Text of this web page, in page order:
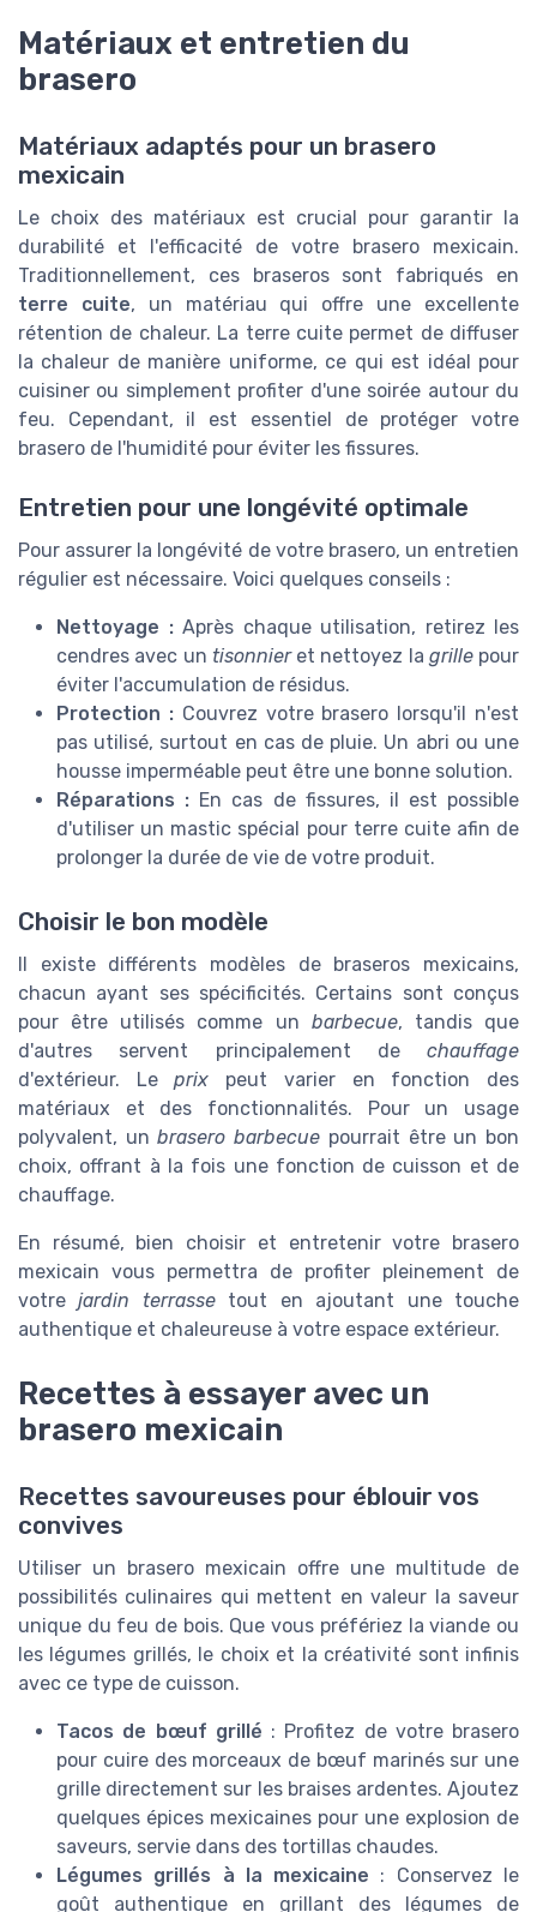
Matériaux et entretien du
brasero
Matériaux adaptés pour un brasero
mexicain
Le choix des matériaux est crucial pour garantir la
durabilité et l'efficacité de votre brasero mexicain.
Traditionnellement, ces braseros sont fabriqués en
terre cuite, un matériau qui offre une excellente
rétention de chaleur. La terre cuite permet de diffuser
la chaleur de manière uniforme, ce qui est idéal pour
cuisiner ou simplement profiter d'une soirée autour du
feu. Cependant, il est essentiel de protéger votre
brasero de l'humidité pour éviter les fissures.
Entretien pour une longévité optimale
Pour assurer la longévité de votre brasero, un entretien
régulier est nécessaire. Voici quelques conseils :
Nettoyage :Après chaque utilisation, retirez les
cendres avec un tisonnieret nettoyez la grillepour
éviter l'accumulation de résidus.
Protection :Couvrez votre brasero lorsqu'il n'est
pas utilisé, surtout en cas de pluie. Un abri ou une
housse imperméable peut être une bonne solution.
Réparations : En cas de fissures, il est possible
d'utiliser un mastic spécial pour terre cuite afin de
prolonger la durée de vie de votre produit.
Choisir le bon modèle
Il existe différents modèles de braseros mexicains,
chacun ayant ses spécificités. Certains sont conçus
pour être utilisés comme un barbecue, tandis que
d'autres servent principalement de chauffage
d'extérieur. Leprix peut varier en fonction des
matériaux et des fonctionnalités. Pour un usage
polyvalent, unbrasero barbecue pourrait être un bon
choix, offrant à la fois une fonction de cuisson et de
chauffage.
En résumé, bien choisir et entretenir votre brasero
mexicain vous permettra de profiter pleinement de
votrejardin terrassetout en ajoutant une touche
authentique et chaleureuse à votre espace extérieur.
Recettes à essayer avec un
brasero mexicain
Recettes savoureuses pour éblouir vos
convives
Utiliser un brasero mexicain offre une multitude de
possibilités culinaires qui mettent en valeur la saveur
unique du feu de bois. Que vous préfériez la viande ou
les légumes grillés, le choix et la créativité sont infinis
avec ce type de cuisson.
Tacos de bœuf grillé : Profitez de votre brasero
pour cuire des morceaux de bœuf marinés sur une
grille directement sur les braises ardentes. Ajoutez
quelques épices mexicaines pour une explosion de
saveurs, servie dans des tortillas chaudes.
Légumes grillés à la mexicaine : Conservez le
goût authentique en grillant des légumes de